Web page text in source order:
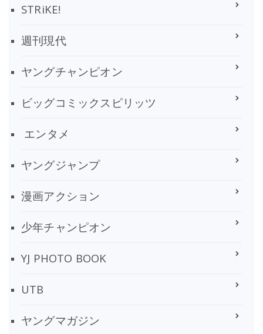
STRiKE!
週刊現代
ヤングチャンピオン
ビッグコミックスピリッツ
エンタメ
ヤングジャンプ
漫画アクション
少年チャンピオン
YJ PHOTO BOOK
UTB
ヤングマガジン